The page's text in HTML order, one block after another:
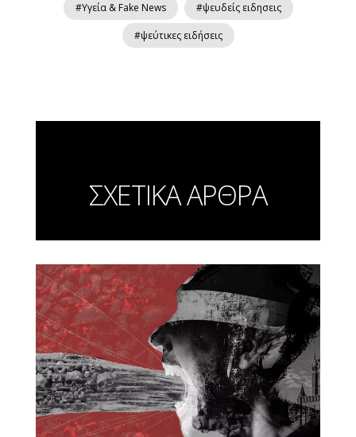
#Υγεία & Fake News #ψευδείς ειδησεις
#ψεύτικες ειδήσεις
ΣΧΕΤΙΚΑ ΑΡΘΡΑ